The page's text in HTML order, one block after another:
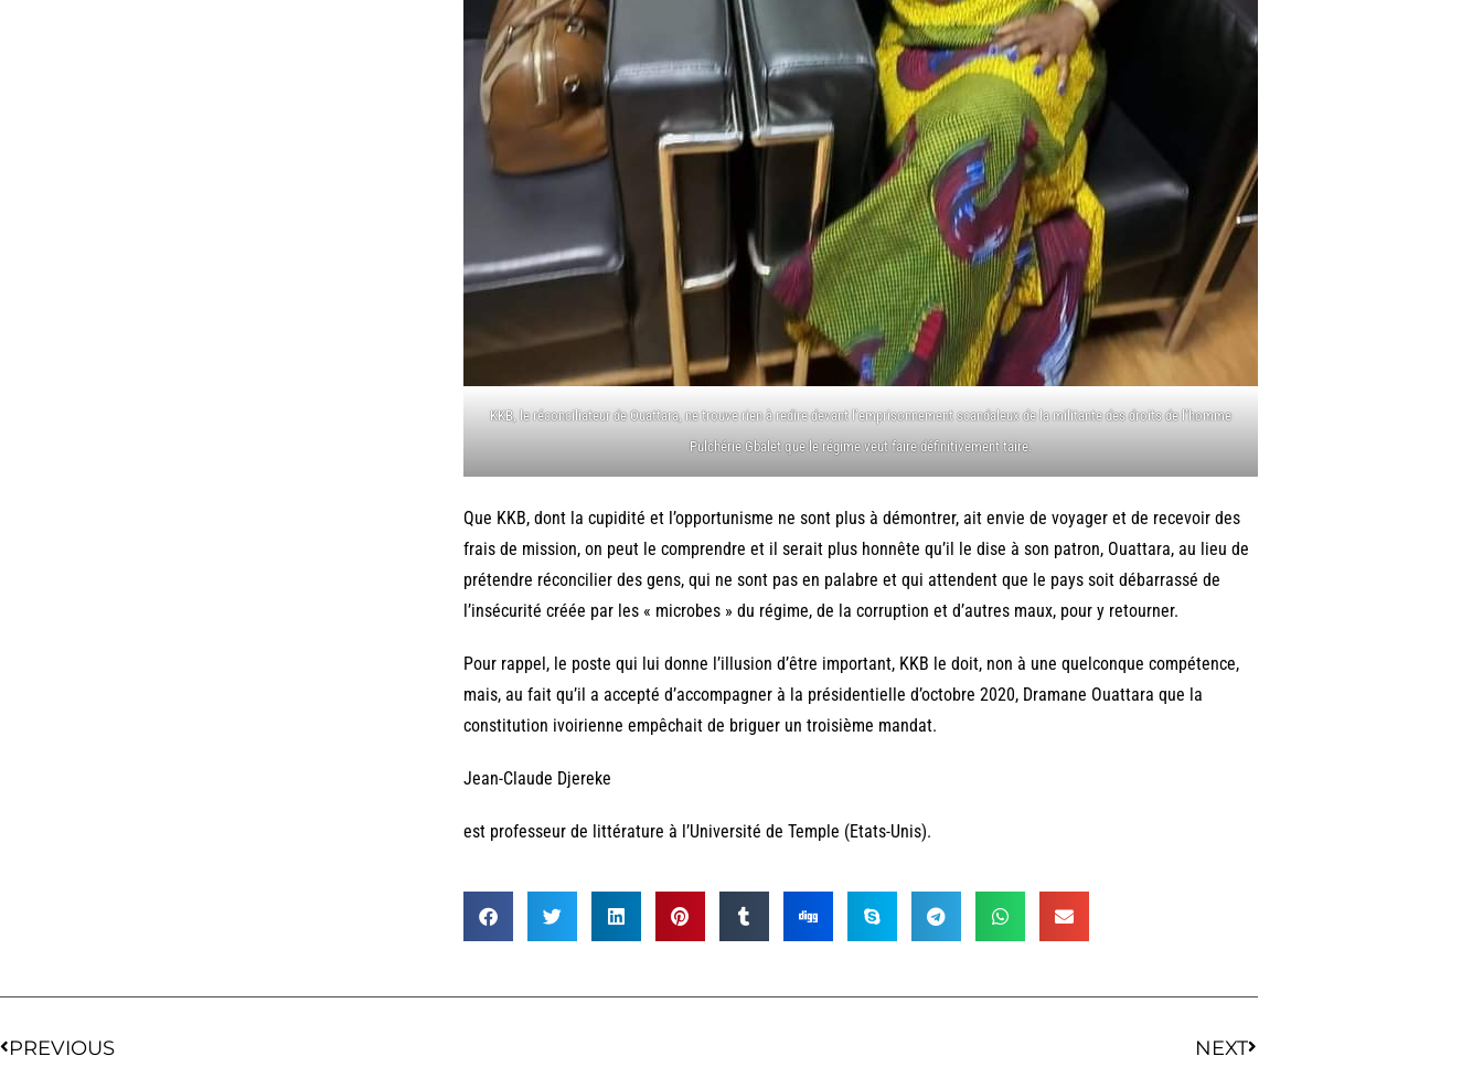
KKB, le réconciliateur de Ouattara, ne trouve rien à redire devant l’emprisonnement scandaleux de la militante des droits de l’homme
Pulchérie Gbalet que le régime veut faire définitivement taire.
Que KKB, dont la cupidité et l’opportunisme ne sont plus à démontrer, ait envie de voyager et de recevoir des
frais de mission, on peut le comprendre et il serait plus honnête qu’il le dise à son patron, Ouattara, au lieu de
prétendre réconcilier des gens, qui ne sont pas en palabre et qui attendent que le pays soit débarrassé de
l’insécurité créée par les « microbes » du régime, de la corruption et d’autres maux, pour y retourner.
Pour rappel, le poste qui lui donne l’illusion d’être important, KKB le doit, non à une quelconque compétence,
mais, au fait qu’il a accepté d’accompagner à la présidentielle d’octobre 2020, Dramane Ouattara que la
constitution ivoirienne empêchait de briguer un troisième mandat.
Jean-Claude Djereke
est professeur de littérature à l’Université de Temple (Etats-Unis).
PREVIOUS NEXT